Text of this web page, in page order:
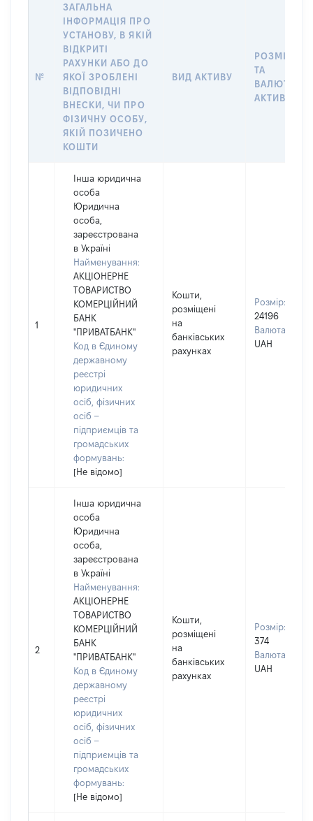
№
ЗАГАЛЬНА
ІНФОРМАЦІЯ ПРО
УСТАНОВУ, В ЯКІЙ
ВІДКРИТІ
РАХУНКИ АБО ДО
ЯКОЇ ЗРОБЛЕНІ
ВІДПОВІДНІ
ВНЕСКИ, ЧИ ПРО
ФІЗИЧНУ ОСОБУ,
ЯКІЙ ПОЗИЧЕНО
КОШТИ
ВИД АКТИВУ
РОЗМІР
ТА
ВАЛЮТА
АКТИВУ
1
Інша юридична
особа
Юридична
особа,
зареєстрована
в Україні
Найменування:
АКЦІОНЕРНЕ
ТОВАРИСТВО
КОМЕРЦІЙНИЙ
БАНК
"ПРИВАТБАНК"
Код в Єдиному
державному
реєстрі
юридичних
осіб, фізичних
осіб –
підприємців та
громадських
формувань:
[Не відомо]
Кошти,
розміщені
на
банківських
рахунках
Розмір:
24196
Валюта:
UAH
2
Інша юридична
особа
Юридична
особа,
зареєстрована
в Україні
Найменування:
АКЦІОНЕРНЕ
ТОВАРИСТВО
КОМЕРЦІЙНИЙ
БАНК
"ПРИВАТБАНК"
Код в Єдиному
державному
реєстрі
юридичних
осіб, фізичних
осіб –
підприємців та
громадських
формувань:
[Не відомо]
Кошти,
розміщені
на
банківських
рахунках
Розмір:
374
Валюта:
UAH